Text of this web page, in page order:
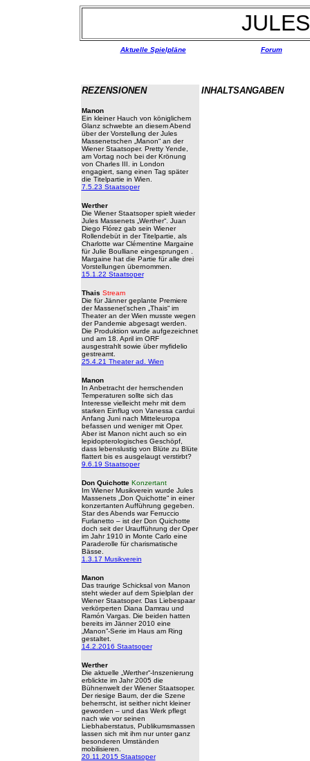
Aktuelle Spielpläne Forum
REZENSIONEN
Manon
Ein kleiner Hauch von königlichem
Glanz schwebte an diesem Abend
über der Vorstellung der Jules
Massenetschen „Manon“ an der
Wiener Staatsoper. Pretty Yende,
am Vortag noch bei der Krönung
von Charles III. in London
engagiert, sang einen Tag später
die Titelpartie in Wien.
7.5.23 Staatsoper
Werther
Die Wiener Staatsoper spielt wieder
Jules Massenets „Werther“. Juan
Diego Flórez gab sein Wiener
Rollendebüt in der Titelpartie, als
Charlotte war Clémentine Margaine
für Julie Boulliane eingesprungen .
Margaine hat die Partie für alle drei
Vorstellungen übernommen.
15.1.22 Staatsoper
Thais Stream
Die für Jänner geplante Premiere
der Massenet'schen „Thais“ im
Theater an der Wien musste wegen
der Pandemie abgesagt werden.
Die Produktion wurde aufgezeichnet
und am 18. April im ORF
ausgestrahlt sowie über myfidelio
gestreamt.
25.4.21 Theater ad. Wien
Manon
In Anbetracht der herrschenden
Temperaturen sollte sich das
Interesse vielleicht mehr mit dem
starken Einflug von Vanessa cardui
Anfang Juni nach Mitteleuropa
befassen und weniger mit Oper.
Aber ist Manon nicht auch so ein
lepidopterologisches Geschöpf,
dass lebenslustig von Blüte zu Blüte
flattert bis es ausgelaugt verstirbt?
9.6.19 Staatsoper
Don Quichotte Konzertant
Im Wiener Musikverein wurde Jules
Massenets „Don Quichotte“ in einer
konzertanten Aufführung gegeben.
Star des Abends war Ferruccio
Furlanetto – ist der Don Quichotte
doch seit der Uraufführung der Oper
im Jahr 1910 in Monte Carlo eine
Paraderolle für charismatische
Bässe.
1.3.17 Musikverein
Manon
Das traurige Schicksal von Manon
steht wieder auf dem Spielplan der
Wiener Staatsoper. Das Liebespaar
verkörperten Diana Damrau und
Ramón Vargas. Die beiden hatten
bereits im Jänner 2010 eine
„Manon”-Serie im Haus am Ring
gestaltet.
14.2.2016 Staatsoper
Werther
Die aktuelle „Werther“-Inszenierung
erblickte im Jahr 2005 die
Bühnenwelt der Wiener Staatsoper.
Der riesige Baum, der die Szene
beherrscht, ist seither nicht kleiner
geworden – und das Werk pflegt
nach wie vor seinen
Liebhaberstatus, Publikumsmassen
lassen sich mit ihm nur unter ganz
besonderen Umständen
mobilisieren.
20.11.2015 Staatsoper
INHALTSANGABEN